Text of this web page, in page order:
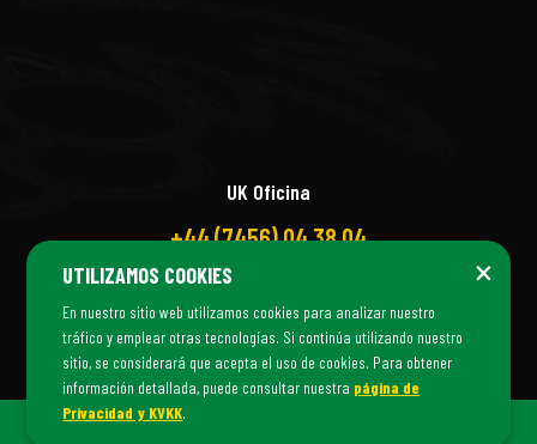
UK Oficina
+44 (7456) 04 38 04
×
UTILIZAMOS COOKIES
En nuestro sitio web utilizamos cookies para analizar nuestro
tráfico y emplear otras tecnologías. Si continúa utilizando nuestro
sitio, se considerará que acepta el uso de cookies. Para obtener
información detallada, puede consultar nuestra página de
Privacidad y KVKK.